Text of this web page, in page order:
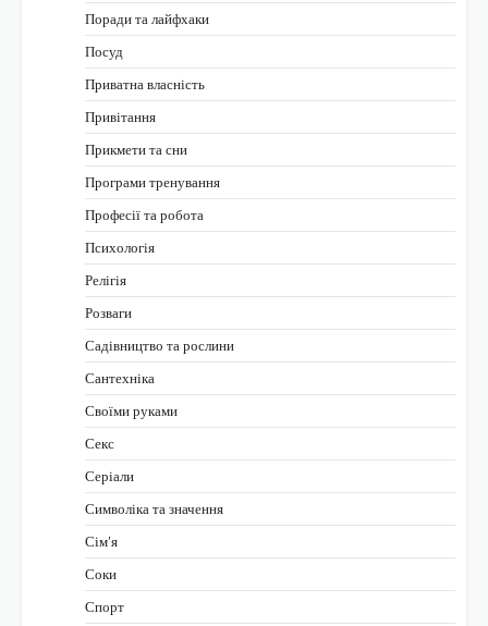
Поради та лайфхаки
Посуд
Приватна власність
Привітання
Прикмети та сни
Програми тренування
Професії та робота
Психологія
Релігія
Розваги
Садівництво та рослини
Сантехніка
Своїми руками
Секс
Серіали
Символіка та значення
Сім’я
Соки
Спорт